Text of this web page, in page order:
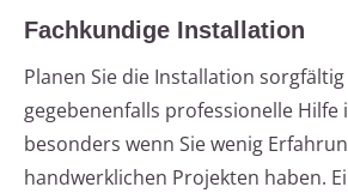
Fachkundige Installation
Planen Sie die Installation
gegebenenfalls professionelle Hilfe
besonders wenn Sie wenig
handwerklichen Projekten haben.